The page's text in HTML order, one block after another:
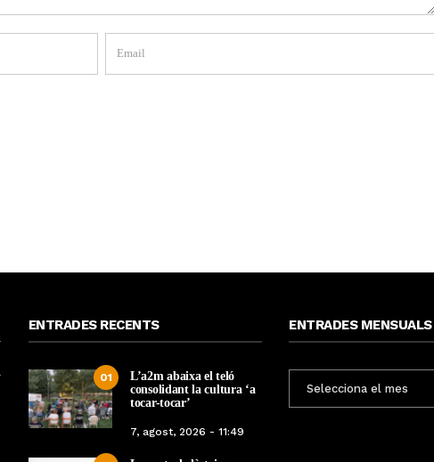
ENTRADES RECENTS
01
L’a2m abaixa el teló
consolidant la cultura ‘a
tocar-tocar’
7, agost, 2026 - 11:49
ENTRADES MENSUALS
MENSUALS